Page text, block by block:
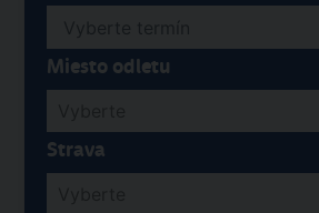
Miesto odletu
Strava